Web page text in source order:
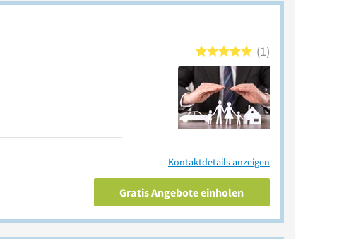
1
Kontaktdetails anzeigen
Gratis Angebote einholen